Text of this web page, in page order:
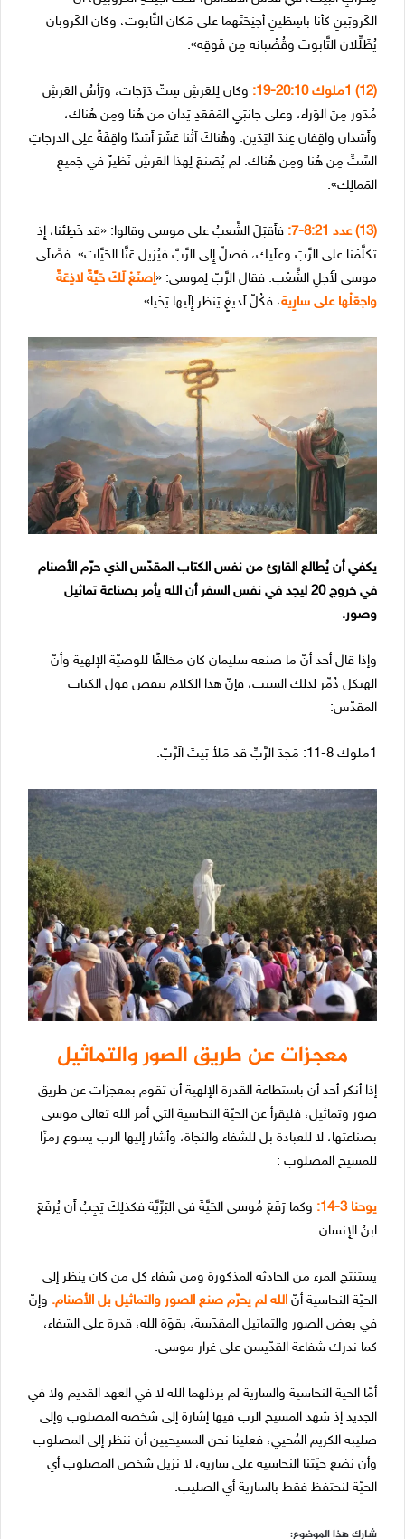
الكَروبَينِ كأَنا باسِطَينِ أَجنِحَتَهما على مَكان التَّابوت، وكان الكَروبان
يُظَلِّلان التَّابوتَ وقُضْبانه مِن فَوقِه».
(12) 1ملوك 20:10-19:
وكان لِلعَرشِ سِتّ دَرَجات، ورَأسُ العَرشِ
مُدَور مِنَ الوَراء، وعلى جانبَيِ المَقعَدِ يَدان من هُنا ومِن هُناك،
وأَسَدان واقِفان عِندَ اليَدَين. وهُناكَ اَثْنا عَشَرَ أَسَدًا واقِفَةً علِى الدرجاتِ
السِّتِّ مِن هُنا ومِن هُناك. لم يُصَنعَ لِهذا العَرشِ نَظيرٌ في جَميعِ
المَمالِك».
(13) عدد 8:21-7:
فأَقبَلَ الشَّعبُ على موسى وقالوا: «قد خَطِئنا، إِذ
تَكَلَّمْنا على الرَّبَ وعلَيكَ، فصلِّ إِلى الرَّبَّ فيُزيلَ عَنَّا الحَيَّات». فصِّلَى
موسى لأَجلِ الشَّعْب. فقال الرَّبّ لِموسى: «اِصنَعْ لَكَ حَيَّةً لاذِعَةً
واجعَلْها على سارِية، فكُلّ لَديغٍ يَنظر إِلَيها يَحْيا».
يكفي أن يُطالع القارئ من نفس الكتاب المقدّس الذي حرّم الأصنام
في خروج 20 ليجد في نفس السفر أن الله يأمر بصناعة تماثيل
وصور.
وإذا قال أحد أنّ ما صنعه سليمان كان مخالفًا للوصيّة الإلهية وأنّ
الهيكل دُمِّر لذلك السبب، فإنّ هذا الكلام ينقض قول الكتاب
المقدّس:
1ملوك 8-11: مَجدَ الرَّبِّ قد مَلأَ بَيتَ الَرَّبّ.
معجزات عن طريق الصور والتماثيل
إذا أنكر أحد أن باستطاعة القدرة الإلهية أن تقوم بمعجزات عن طريق
صور وتماثيل، فليقرأ عن الحيّة النحاسية التي أمر الله تعالى موسى
بصناعتها، لا للعبادة بل للشفاء والنجاة، وأشار إليها الرب يسوع رمزًا
للمسيح المصلوب :
يوحنا 3-14:
وكما رَفَعَ مُوسى الحَيَّةَ في البَرِّيَّة فكذلِكَ يَجِبُ أَن يُرفَعَ
ابنُ الإِنسان
يستنتج المرء من الحادثة المذكورة ومن شفاء كل من كان ينظر إلى
الحيّة النحاسية أنّ الله لم يحرّم صنع الصور والتماثيل بل الأصنام. وإنّ
في بعض الصور والتماثيل المقدّسة، بقوّة الله، قدرة على الشفاء،
كما ندرك شفاعة القدّيسن على غرار موسى.
أمّا الحية النحاسية والسارية لم يرذلهما الله لا في العهد القديم ولا في
الجديد إذ شهد المسيح الرب فيها إشارة إلى شخصه المصلوب وإلى
صليبه الكريم المُحيي، فعلينا نحن المسيحيين أن ننظر إلى المصلوب
وأن نضع حيّتنا النحاسية على سارية، لا نزيل شخص المصلوب أي
الحيّة لنحتفظ فقط بالسارية أي الصليب.
شارك هذا الموضوع: